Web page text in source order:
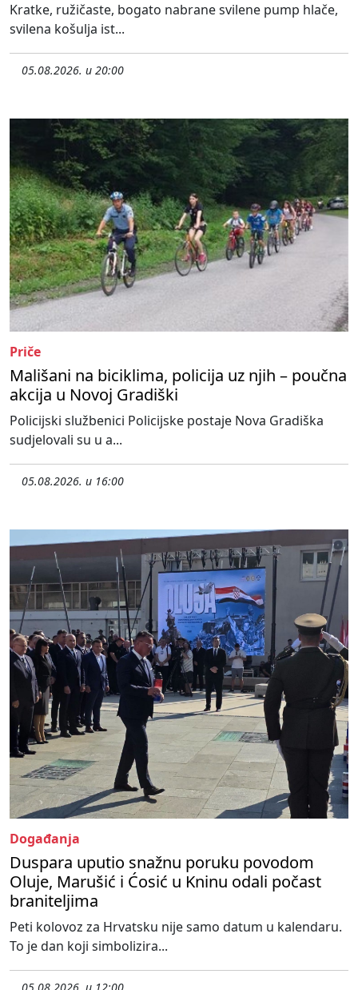
Kratke, ružičaste, bogato nabrane svilene pump hlače,
svilena košulja ist...
05.08.2026. u 20:00
Priče
Mališani na biciklima, policija uz njih – poučna
akcija u Novoj Gradiški
Policijski službenici Policijske postaje Nova Gradiška
sudjelovali su u a...
05.08.2026. u 16:00
Događanja
Duspara uputio snažnu poruku povodom
Oluje, Marušić i Ćosić u Kninu odali počast
braniteljima
Peti kolovoz za Hrvatsku nije samo datum u kalendaru.
To je dan koji simbolizira...
05.08.2026. u 12:00